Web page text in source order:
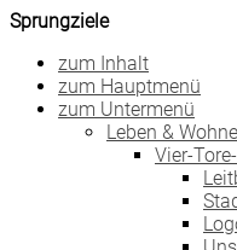
Sprungziele
zum Inhalt
zum Hauptmenü
zum Untermenü
Leben &
Vier-